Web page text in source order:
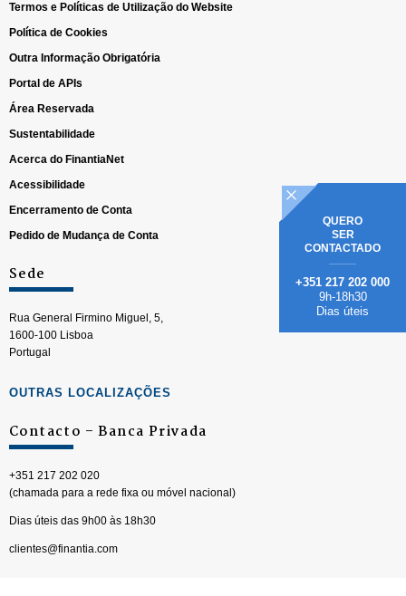
QUERO
SER
CONTACTADO
+351 217 202 000
9h-18h30
Dias úteis
Termos e Políticas de Utilização do Website
Política de Cookies
Outra Informação Obrigatória
Portal de APIs
Área Reservada
Sustentabilidade
Acerca do FinantiaNet
Acessibilidade
Encerramento de Conta
Pedido de Mudança de Conta
Sede
Rua General Firmino Miguel, 5,
1600-100 Lisboa
Portugal
OUTRAS LOCALIZAÇÕES
Contacto – Banca Privada
+351 217 202 020
(chamada para a rede fixa ou móvel nacional)
Dias úteis das 9h00 às 18h30
clientes@finantia.com